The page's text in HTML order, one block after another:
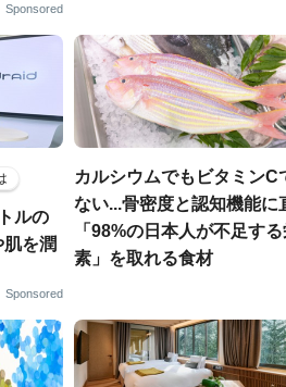
Sponsored
ルの
肌を潤
Sponsored
カルシウムでもビタミンC
ない...骨密度と認知機能に
「98%の日本人が不足す
素」を取れる食材